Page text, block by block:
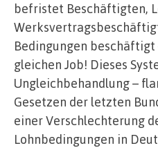
befristet Beschäftigten,
Bedingungen
gleichen Job! Dieses
Ungleichbehandlung –
Gesetzen der letzten
einer Verschlechterung
Lohnbedingungen in